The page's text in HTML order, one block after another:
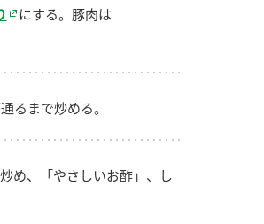
にする。豚肉は
るまで炒める。
め、「やさしいお酢」、し